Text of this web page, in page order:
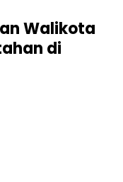
Walikota
di